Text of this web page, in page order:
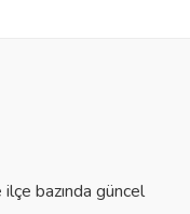
bazında güncel